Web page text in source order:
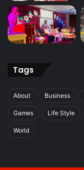
Tags
About Business
Games Life Style
World